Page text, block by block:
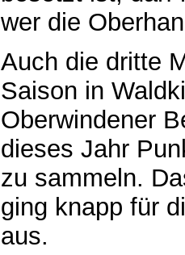
wer die
Auch die dritte
Saison in
Oberwindener
dieses Jahr
zu sammeln.
ging knapp für
aus.